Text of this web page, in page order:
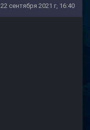
22 сентября 2021 г, 16:40